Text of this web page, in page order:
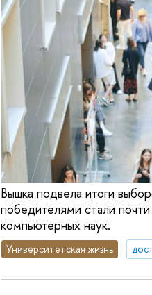
Вышка подвела итоги
победителями стали
компьютерных наук.
Университетская жизнь